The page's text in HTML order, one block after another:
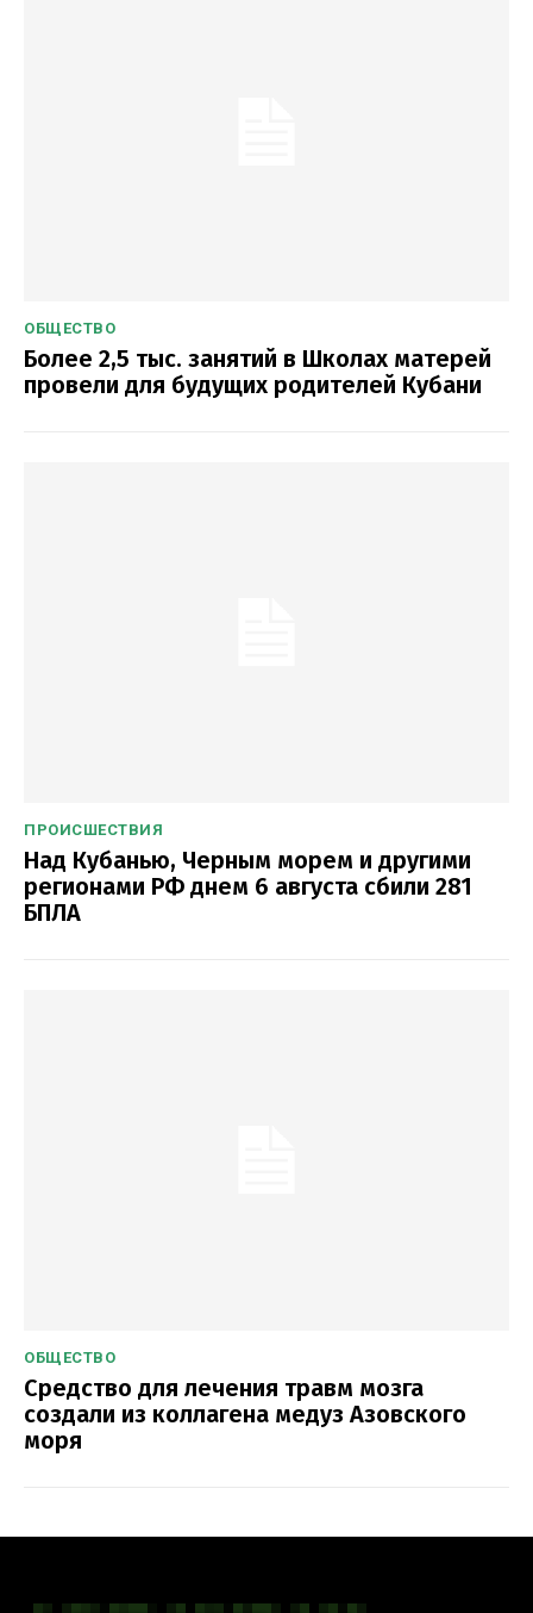
ОБЩЕСТВО
Более 2,5 тыс. занятий в Школах матерей
провели для будущих родителей Кубани
ПРОИСШЕСТВИЯ
Над Кубанью, Черным морем и другими
регионами РФ днем 6 августа сбили 281
БПЛА
ОБЩЕСТВО
Средство для лечения травм мозга
создали из коллагена медуз Азовского
моря